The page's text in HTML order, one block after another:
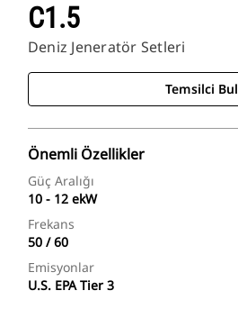
C1.5
Deniz Jeneratör Setleri
Temsilci Bul
Önemli Özellikler
Güç Aralığı
10 - 12 ekW
Frekans
50 / 60
Emisyonlar
U.S. EPA Tier 3